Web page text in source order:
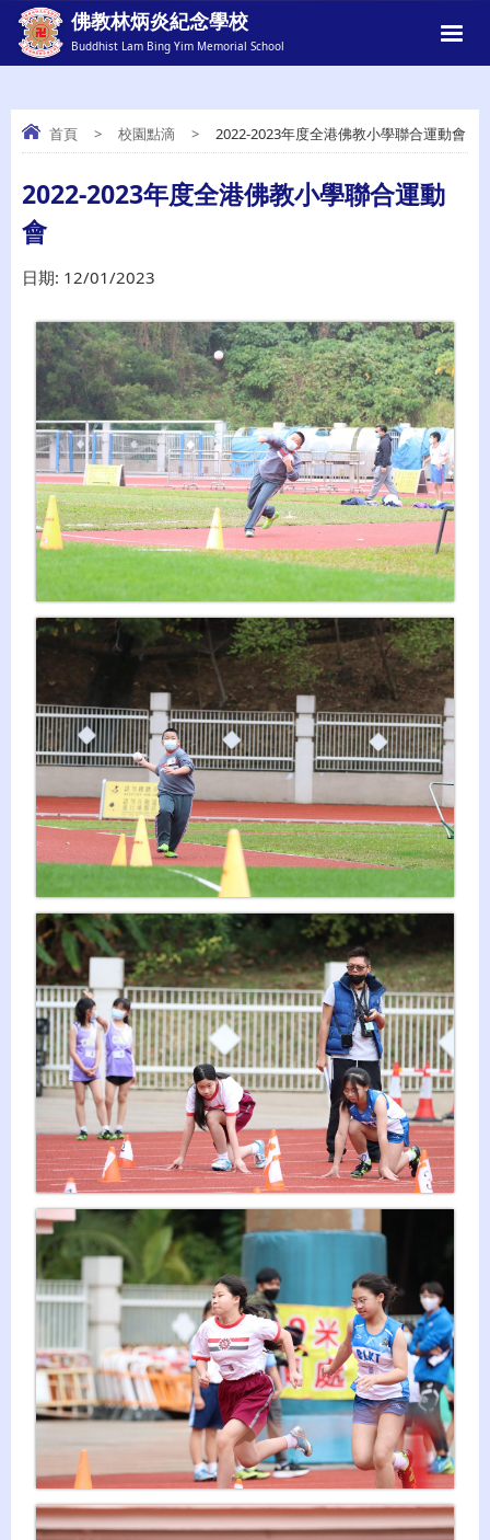
佛教林炳炎紀念學校
Buddhist Lam Bing Yim Memorial School
2022-2023年度全港佛教小學聯合運動會
首頁 > 校園點滴 > 2022-2023年度全港佛教小學聯合運動會
2022-2023年度全港佛教小學聯合運動
會
日期: 12/01/2023